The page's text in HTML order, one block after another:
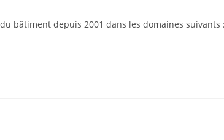
bâtiment depuis 2001 dans les domaines